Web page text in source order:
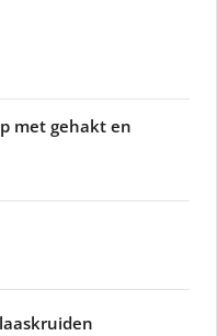
met gehakt en